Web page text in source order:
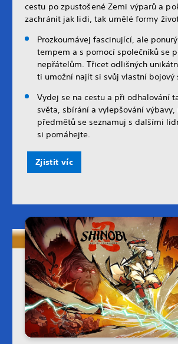
cestu po zpustošené Zemi výparů a
zachránit jak lidi, tak umělé formy
Prozkoumávej fascinující, ale
tempem a s pomocí společníků se
nepřátelům. Třicet odlišných
ti umožní najít si svůj vlastní bojový
Vydej se na cestu a při odhalování
světa, sbírání a vylepšování výbavy,
předmětů se seznamuj s dalšími
si pomáhejte.
Zjistit víc